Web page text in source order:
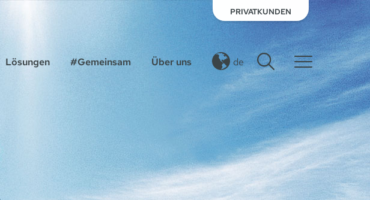
Lösungen #Gemeinsam Über uns
PRIVATKUNDEN
de